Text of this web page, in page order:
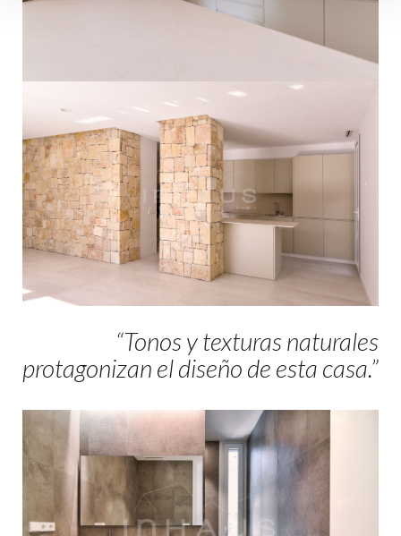
“Tonos y texturas naturales
protagonizan el diseño de esta casa.”